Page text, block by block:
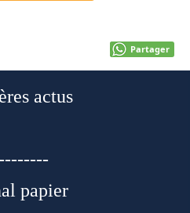
Partager
actus
papier